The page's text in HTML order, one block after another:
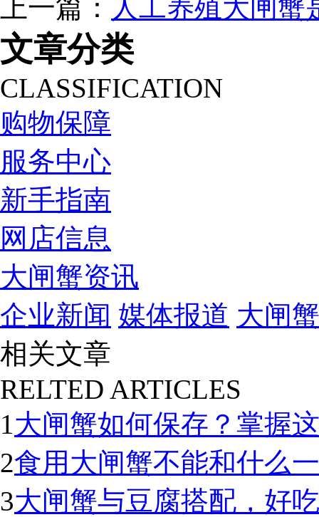
上一篇： 人工养殖大闸蟹
文章分类
CLASSIFICATION
购物保障
服务中心
新手指南
网店信息
大闸蟹资讯
企业新闻 媒体报道 大闸
相关文章
RELTED ARTICLES
1大闸蟹如何保存？掌握
2食用大闸蟹不能和什么
3大闸蟹与豆腐搭配，好